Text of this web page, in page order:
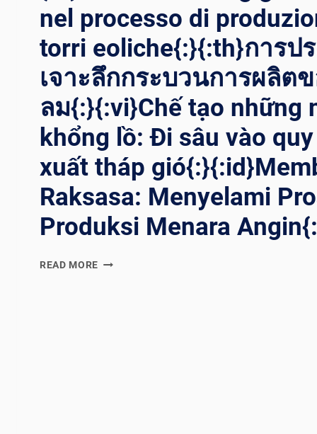
nel processo di
torri eoliche{:}{:th}การป
เจาะลึกกระบวนการผลิต
ลม{:}{:vi}Chế tạo những
khổng lồ: Đi sâu vào
xuất tháp
Raksasa: Menyelami
Produksi Menara
READ MORE {:EN}CRAFTING